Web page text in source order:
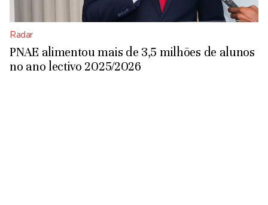
Radar
PNAE alimentou mais de 3,5 milhões de alunos
no ano lectivo 2025/2026